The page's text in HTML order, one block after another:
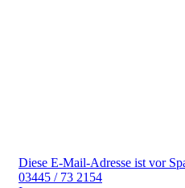
Diese E-Mail-Adresse ist vor
03445 / 73 2154